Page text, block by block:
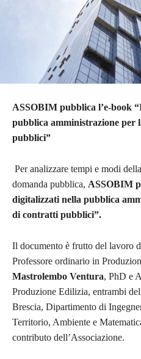
ASSOBIM pubblica l’e-book
pubblica amministrazione per
pubblici”
Per analizzare tempi e modi
domanda pubblica, ASSOBIM
digitalizzati nella pubblica
di contratti pubblici”.
Il documento è frutto del lavoro
Professore ordinario in
Mastrolembo Ventura, PhD e
Produzione Edilizia, entrambi
Brescia, Dipartimento di
Territorio, Ambiente e
contributo dell’Associazione.